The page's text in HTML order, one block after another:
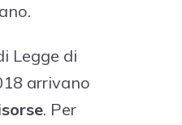
Legge di
arrivano
. Per